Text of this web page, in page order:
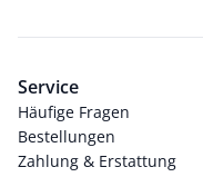
Service
Häufige Fragen
Bestellungen
Zahlung & Erstattung